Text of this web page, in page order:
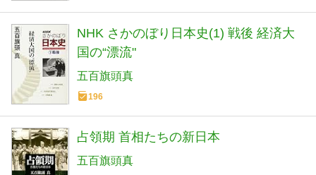
NHK さかのぼり日本史(1) 戦後 経済大
国の“漂流"
五百旗頭真
196
占領期 首相たちの新日本
五百旗頭真